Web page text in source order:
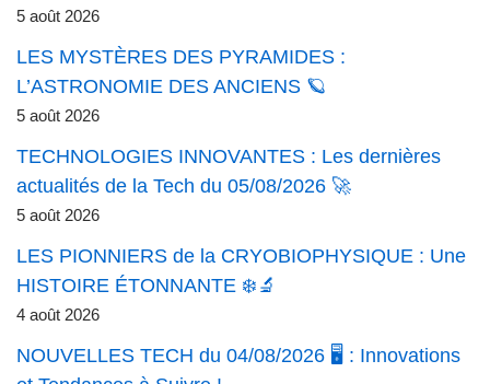
5 août 2026
LES MYSTÈRES DES PYRAMIDES :
L’ASTRONOMIE DES ANCIENS 🪐
5 août 2026
TECHNOLOGIES INNOVANTES : Les dernières
actualités de la Tech du 05/08/2026 🚀
5 août 2026
LES PIONNIERS de la CRYOBIOPHYSIQUE : Une
HISTOIRE ÉTONNANTE ❄️🔬
4 août 2026
NOUVELLES TECH du 04/08/2026 🖥️ : Innovations